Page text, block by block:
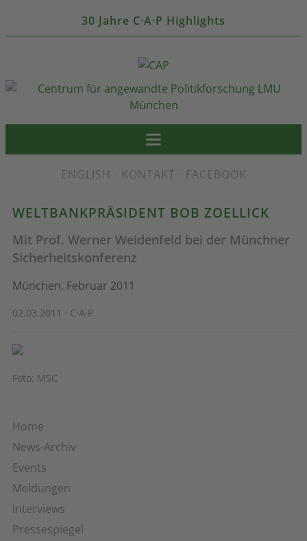
30 Jahre C·A·P Highlights
ENGLISH · KONTAKT · FACEBOOK
Home
News-Archiv
Events
Meldungen
Interviews
Pressespiegel
WELTBANKPRÄSIDENT BOB ZOELLICK
Mit Prof. Werner Weidenfeld bei der Münchner
Sicherheitskonferenz
München, Februar 2011
02.03.2011 · C·A·P
Foto: MSC